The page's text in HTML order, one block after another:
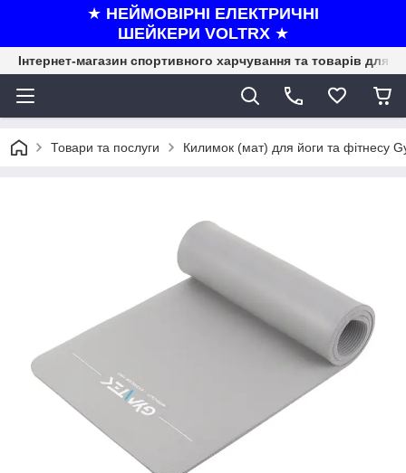
★ НЕЙМОВІРНІ ЕЛЕКТРИЧНІ
ШЕЙКЕРИ VOLTRX ★
Інтернет-магазин спортивного харчування та товарів для
Товари та послуги Килимок (мат) для йоги та фітнесу